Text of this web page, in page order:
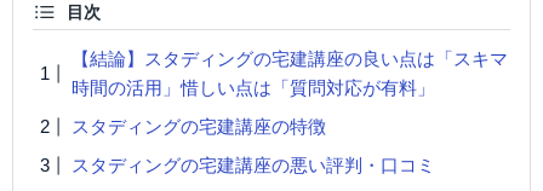
目次
【結論】スタディングの宅建講座の良い点は「スキマ
時間の活用」惜しい点は「質問対応が有料」
スタディングの宅建講座の特徴
スタディングの宅建講座の悪い評判・口コミ